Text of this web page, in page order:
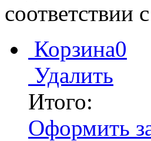
соответствии с
Корзина0
Удалить
Итого:
Оформить